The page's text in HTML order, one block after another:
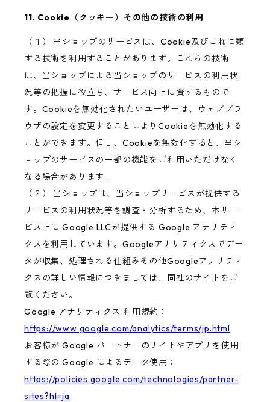
11. Cookie（クッキー）その他の技術の利用
（１） 当ショップのサービスは、Cookie及びこれに類
する技術を利用することがあります。これらの技術
は、当ショップによる当ショップのサービスの利用状
況等の把握に役立ち、サービス向上に資するもので
す。Cookieを無効化されたいユーザーは、ウェブブラ
ウザの設定を変更することによりCookieを無効化する
ことができます。但し、Cookieを無効化すると、当シ
ョップのサービスの一部の機能をご利用いただけなく
なる場合があります。
（２） 当ショップは、当ショップサービスが提供する
サービスの利用状況等を調査・分析するため、本サー
ビス上に Google LLCが提供する Google アナリティ
クスを利用しています。Googleアナリティクスでデー
タが収集、処理される仕組みその他Googleアナリティ
クスの詳しい情報につきましては、同社のサイトをご
覧ください。
Google アナリティクス 利用規約：
https://www.google.com/analytics/terms/jp.html
お客様が Google パートナーのサイトやアプリを使用
する際の Google によるデータ使用：
https://policies.google.com/technologies/partner-
sites?hl=ja